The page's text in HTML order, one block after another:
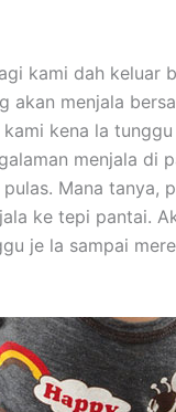
kami dah keluar
akan menjala
kena la
menjala di
Mana tanya,
ke tepi pantai.
je la sampai